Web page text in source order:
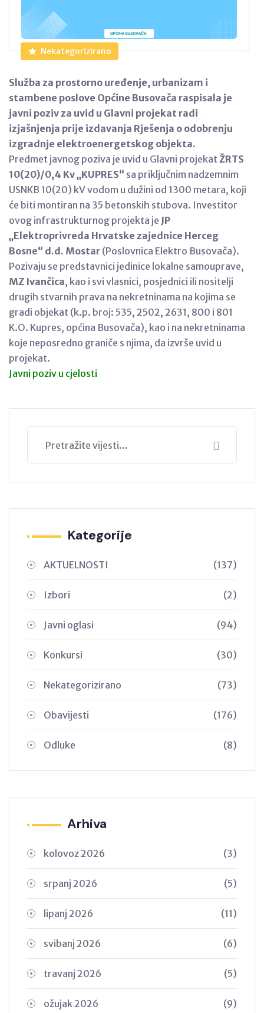
Nekategorizirano
Služba za prostorno uređenje, urbanizam i
stambene poslove Općine Busovača raspisala je
javni poziv za uvid u Glavni projekat radi
izjašnjenja prije izdavanja Rješenja o odobrenju
izgradnje elektroenergetskog objekta.
Predmet javnog poziva je uvid u Glavni projekat ŽRTS
10(20)/0,4 Kv „KUPRES“ sa priključnim nadzemnim
USNKB 10(20) kV vodom u dužini od 1300 metara, koji
će biti montiran na 35 betonskih stubova. Investitor
ovog infrastrukturnog projekta je JP
„Elektroprivreda Hrvatske zajednice Herceg
Bosne“ d.d. Mostar (Poslovnica Elektro Busovača).
Pozivaju se predstavnici jedinice lokalne samouprave,
MZ Ivančica, kao i svi vlasnici, posjednici ili nositelji
drugih stvarnih prava na nekretninama na kojima se
gradi objekat (k.p. broj: 535, 2502, 2631, 800 i 801
K.O. Kupres, općina Busovača), kao i na nekretninama
koje neposredno graniče s njima, da izvrše uvid u
projekat.
Javni poziv u cjelosti
Kategorije
AKTUELNOSTI (137)
Izbori (2)
Javni oglasi (94)
Konkursi (30)
Nekategorizirano (73)
Obavijesti (176)
Odluke (8)
Arhiva
kolovoz 2026 (3)
srpanj 2026 (5)
lipanj 2026 (11)
svibanj 2026 (6)
travanj 2026 (5)
ožujak 2026 (9)